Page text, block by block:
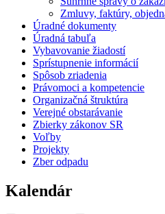
Zmluvy, faktúry,
Úradné dokumenty
Úradná tabuľa
Vybavovanie žiadostí
Sprístupnenie informácií
Spôsob zriadenia
Právomoci a kompetencie
Organizačná štruktúra
Verejné obstarávanie
Zbierky zákonov SR
Voľby
Projekty
Zber odpadu
Kalendár